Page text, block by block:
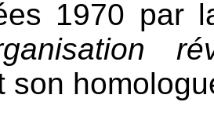
1970 par
son